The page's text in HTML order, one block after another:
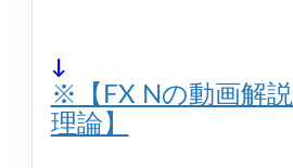
↓
※【FX Nの動画解
理論】